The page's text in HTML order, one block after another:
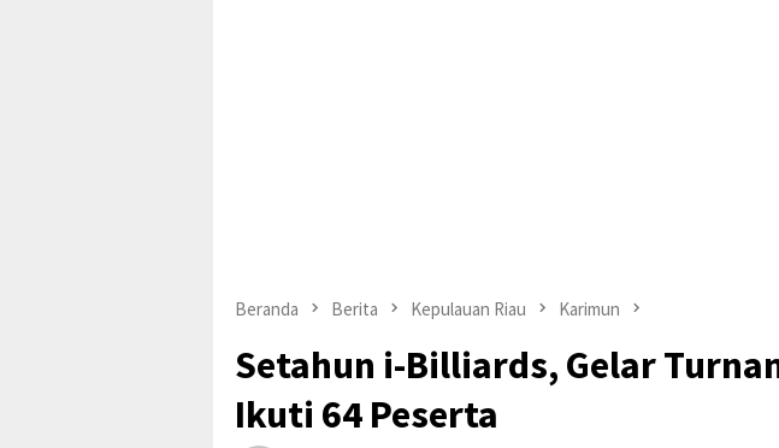
Beranda Berita Kepulauan Riau Karimun
Setahun i-Billiards, Gelar
Ikuti 64 Peserta